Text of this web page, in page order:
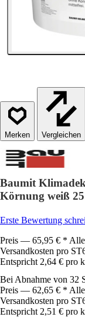
Vergleichen
Baumit
Körnung weiß
Erste Bewertung
Preis — 65,95 € *
Versandkosten pro ST
Entspricht 2,64 € pro
Bei Abnahme von 32
Preis — 62,65 € *
Versandkosten pro ST
Entspricht 2,51 € pro